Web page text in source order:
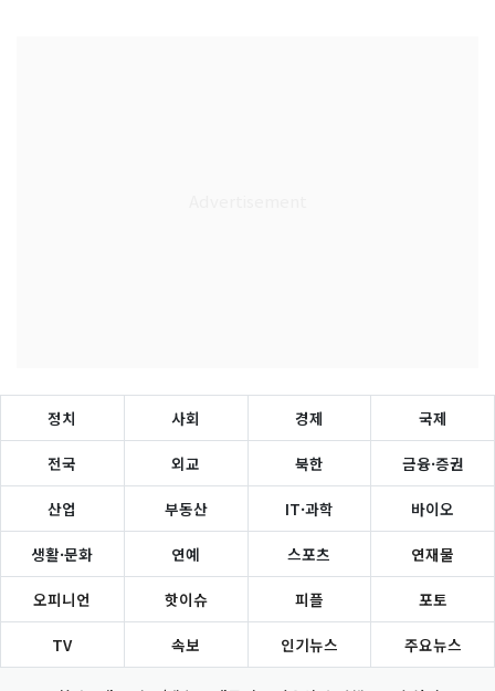
정치 사회 경제 국제
전국 외교 북한 금융·증권
산업 부동산 IT·과학 바이오
생활·문화 연예 스포츠 연재물
오피니언 핫이슈 피플 포토
TV 속보 인기뉴스 주요뉴스